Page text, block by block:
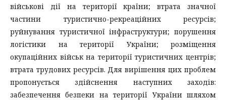
військові дії на території країни; втрата значної
частини туристично-рекреаційних ресурсів;
руйнування туристичної інфраструктури; порушення
логістики на території України; розміщення
окупаційних військ на території туристичних центрів;
втрата трудових ресурсів. Для вирішення цих проблем
пропонується здійснення наступних заходів:
забезпечення безпеки на території України шляхом